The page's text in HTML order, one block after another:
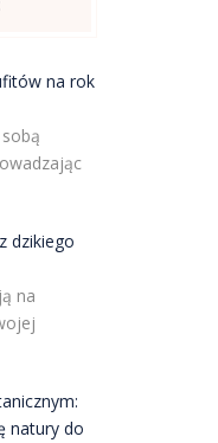
na rok
dzikiego
na
natury do